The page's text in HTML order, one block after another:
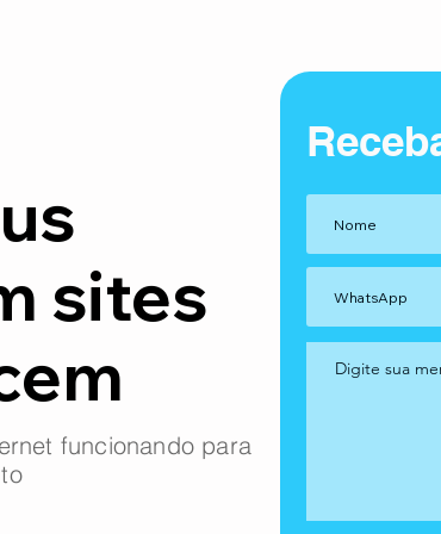
sites
funcionando para